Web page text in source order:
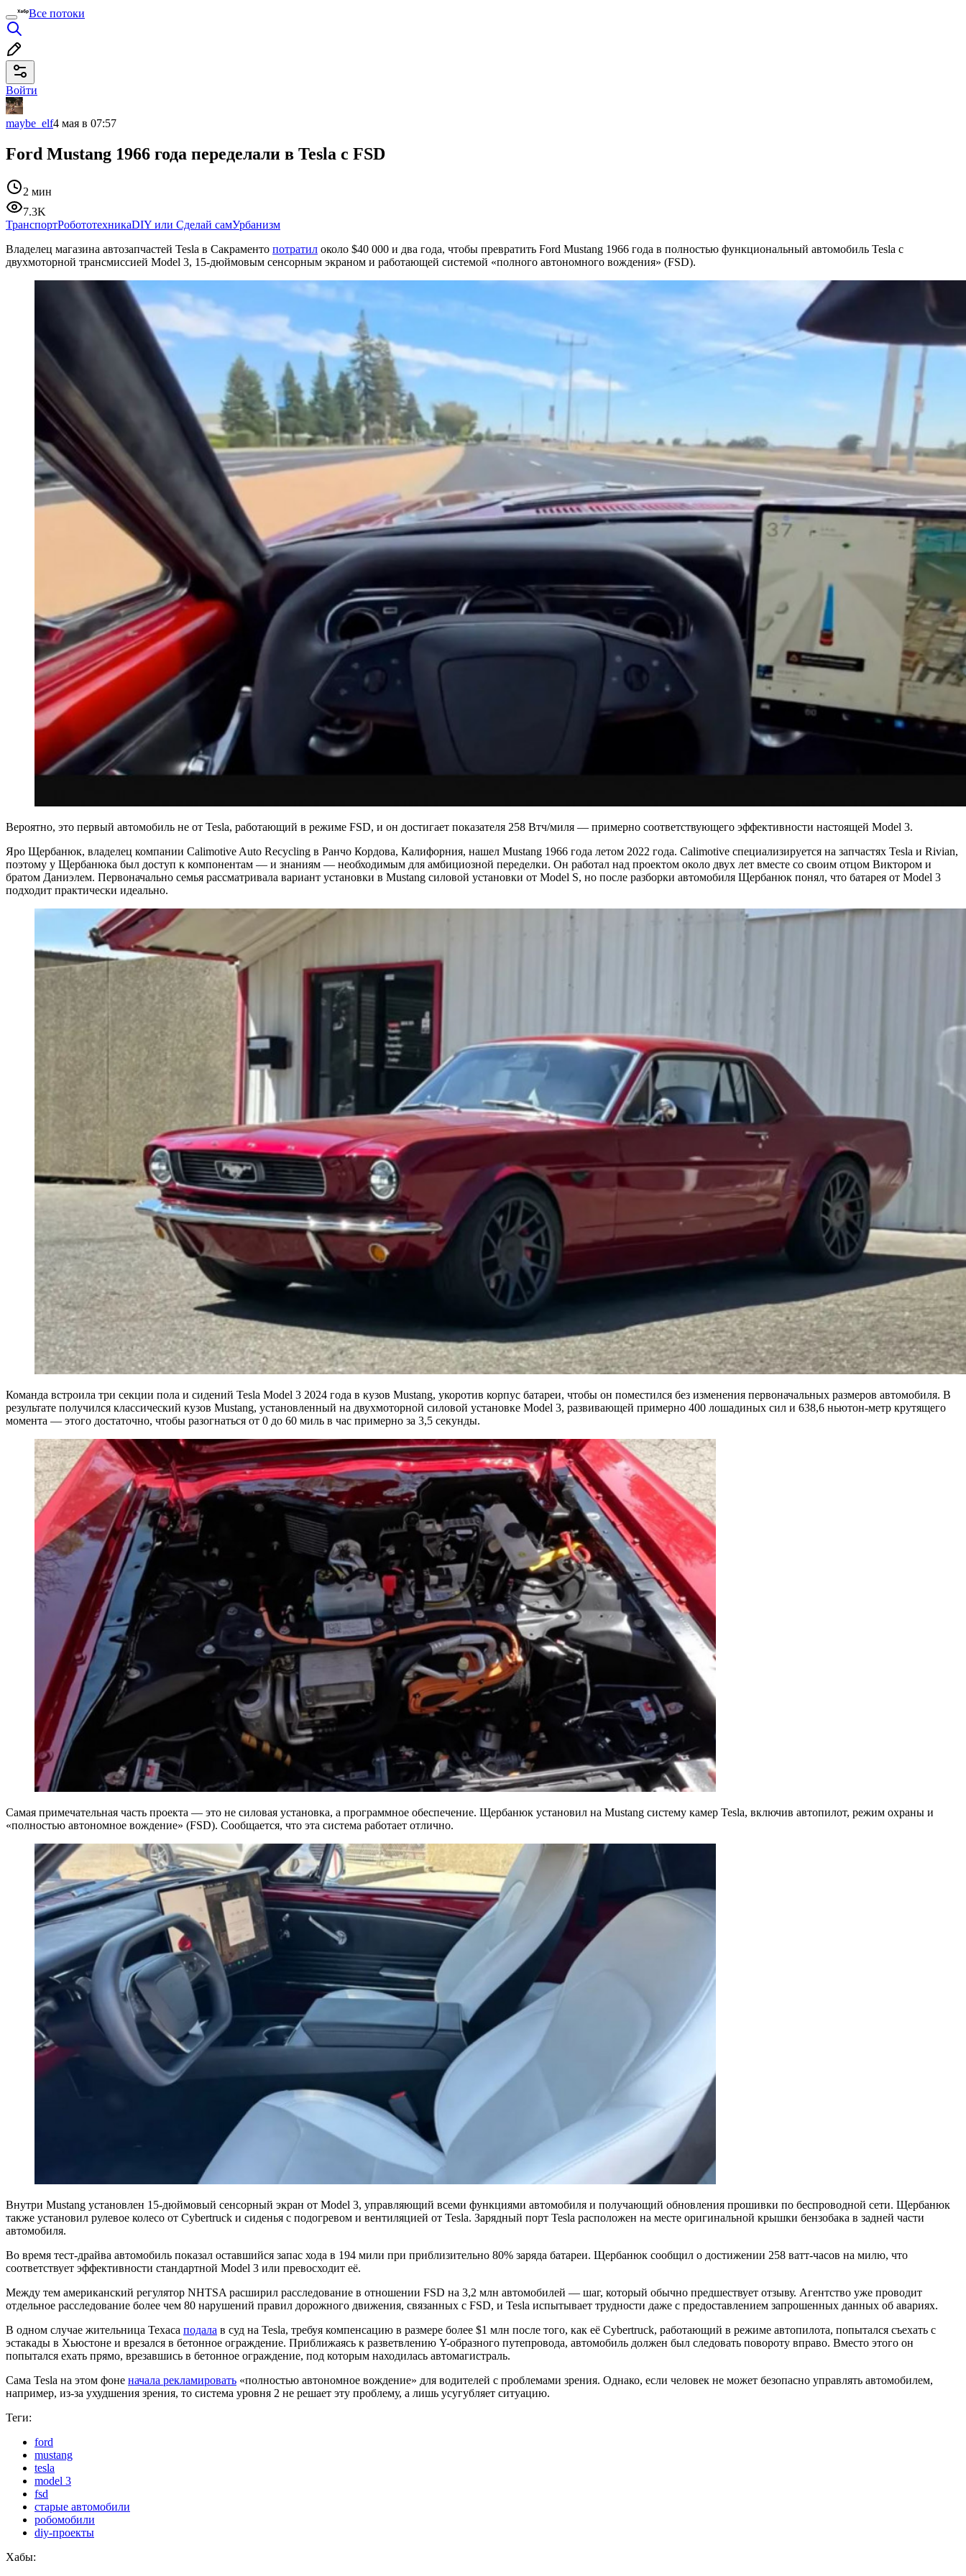
Все потоки
Войти
maybe_elf4 мая в 07:57
Ford Mustang 1966 года переделали в Tesla с FSD
2 мин
7.3K
ТранспортРобототехникаDIY или Сделай самУрбанизм
Владелец магазина автозапчастей Tesla в Сакраменто потратил около $40 000 и два года, чтобы превратить Ford Mustang 1966 года в полностью функциональный автомобиль Tesla с
двухмоторной трансмиссией Model 3, 15-дюймовым сенсорным экраном и работающей системой «полного автономного вождения» (FSD).
Вероятно, это первый автомобиль не от Tesla, работающий в режиме FSD, и он достигает показателя 258 Втч/миля — примерно соответствующего эффективности настоящей Model 3.
Яро Щербанюк, владелец компании Calimotive Auto Recycling в Ранчо Кордова, Калифорния, нашел Mustang 1966 года летом 2022 года. Calimotive специализируется на запчастях Tesla и Rivian,
поэтому у Щербанюка был доступ к компонентам — и знаниям — необходимым для амбициозной переделки. Он работал над проектом около двух лет вместе со своим отцом Виктором и
братом Даниэлем. Первоначально семья рассматривала вариант установки в Mustang силовой установки от Model S, но после разборки автомобиля Щербанюк понял, что батарея от Model 3
подходит практически идеально.
Команда встроила три секции пола и сидений Tesla Model 3 2024 года в кузов Mustang, укоротив корпус батареи, чтобы он поместился без изменения первоначальных размеров автомобиля. В
результате получился классический кузов Mustang, установленный на двухмоторной силовой установке Model 3, развивающей примерно 400 лошадиных сил и 638,6 ньютон-метр крутящего
момента — этого достаточно, чтобы разогнаться от 0 до 60 миль в час примерно за 3,5 секунды.
Самая примечательная часть проекта — это не силовая установка, а программное обеспечение. Щербанюк установил на Mustang систему камер Tesla, включив автопилот, режим охраны и
«полностью автономное вождение» (FSD). Сообщается, что эта система работает отлично.
Внутри Mustang установлен 15-дюймовый сенсорный экран от Model 3, управляющий всеми функциями автомобиля и получающий обновления прошивки по беспроводной сети. Щербанюк
также установил рулевое колесо от Cybertruck и сиденья с подогревом и вентиляцией от Tesla. Зарядный порт Tesla расположен на месте оригинальной крышки бензобака в задней части
автомобиля.
Во время тест-драйва автомобиль показал оставшийся запас хода в 194 мили при приблизительно 80% заряда батареи. Щербанюк сообщил о достижении 258 ватт-часов на милю, что
соответствует эффективности стандартной Model 3 или превосходит её.
Между тем американский регулятор NHTSA расширил расследование в отношении FSD на 3,2 млн автомобилей — шаг, который обычно предшествует отзыву. Агентство уже проводит
отдельное расследование более чем 80 нарушений правил дорожного движения, связанных с FSD, и Tesla испытывает трудности даже с предоставлением запрошенных данных об авариях.
В одном случае жительница Техаса подала в суд на Tesla, требуя компенсацию в размере более $1 млн после того, как её Cybertruck, работающий в режиме автопилота, попытался съехать с
эстакады в Хьюстоне и врезался в бетонное ограждение. Приближаясь к разветвлению Y-образного путепровода, автомобиль должен был следовать повороту вправо. Вместо этого он
попытался ехать прямо, врезавшись в бетонное ограждение, под которым находилась автомагистраль.
Сама Tesla на этом фоне начала рекламировать «полностью автономное вождение» для водителей с проблемами зрения. Однако, если человек не может безопасно управлять автомобилем,
например, из-за ухудшения зрения, то система уровня 2 не решает эту проблему, а лишь усугубляет ситуацию.
Теги:
ford
mustang
tesla
model 3
fsd
старые автомобили
робомобили
diy-проекты
Хабы: